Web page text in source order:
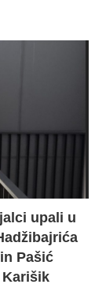
upali u
Pašić